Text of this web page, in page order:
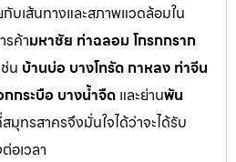
กับเส้นทางและสภาพแวดล้อมใน
ค้ามหาชัย ท่าฉลอม โกรกกราก
น บ้านบ่อ บางโทรัด กาหลง ท่าจีน
กระบือ บางน้ำจืด และย่านพัน
มุทรสาครจึงมั่นใจได้ว่าจะได้รับ
อเวลา